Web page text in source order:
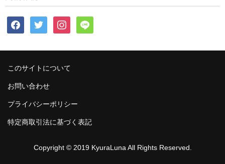
facebooktwitter instagramline
このサイトについて
お問い合わせ
プライバシーポリシー
特定商取引法に基づく表記
Copyright © 2019 KyuraLuna All Rights Reserved.